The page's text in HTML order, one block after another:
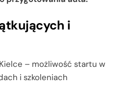
i
Kielce – możliwość startu w
i szkoleniach